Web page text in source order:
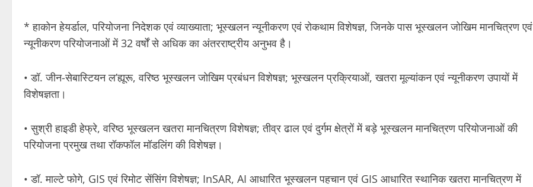
* हाकोन हेयर्डाल, परियोजना निदेशक एवं व्याख्याता; भूस्खलन न्यूनीकरण एवं रोकथाम विशेषज्ञ, जिनके पास भूस्खलन जोखिम मानचित्रण एवं
न्यूनीकरण परियोजनाओं में 32 वर्षों से अधिक का अंतरराष्ट्रीय अनुभव है।
• डॉ. जीन-सेबास्टियन ल’ह्यूरू, वरिष्ठ भूस्खलन जोखिम प्रबंधन विशेषज्ञ; भूस्खलन प्रक्रियाओं, खतरा मूल्यांकन एवं न्यूनीकरण उपायों में
विशेषज्ञता।
• सुश्री हाइडी हेफ्रे, वरिष्ठ भूस्खलन खतरा मानचित्रण विशेषज्ञ; तीव्र ढाल एवं दुर्गम क्षेत्रों में बड़े भूस्खलन मानचित्रण परियोजनाओं की
परियोजना प्रमुख तथा रॉकफॉल मॉडलिंग की विशेषज्ञ।
• डॉ. माल्टे फोगे, GIS एवं रिमोट सेंसिंग विशेषज्ञ; InSAR, AI आधारित भूस्खलन पहचान एवं GIS आधारित स्थानिक खतरा मानचित्रण में